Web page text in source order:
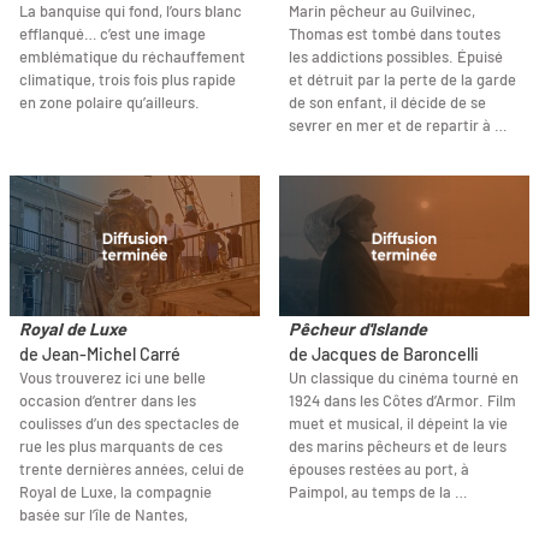
La banquise qui fond, l’ours blanc
efflanqué… c’est une image
emblématique du réchauffement
climatique, trois fois plus rapide
en zone polaire qu’ailleurs.
Marin pêcheur au Guilvinec,
Thomas est tombé dans toutes
les addictions possibles. Épuisé
et détruit par la perte de la garde
de son enfant, il décide de se
sevrer en mer et de repartir à …
Royal de Luxe
de Jean-Michel Carré
Vous trouverez ici une belle
occasion d’entrer dans les
coulisses d’un des spectacles de
rue les plus marquants de ces
trente dernières années, celui de
Royal de Luxe, la compagnie
basée sur l’île de Nantes,
Pêcheur d'Islande
de Jacques de Baroncelli
Un classique du cinéma tourné en
1924 dans les Côtes d’Armor. Film
muet et musical, il dépeint la vie
des marins pêcheurs et de leurs
épouses restées au port, à
Paimpol, au temps de la …